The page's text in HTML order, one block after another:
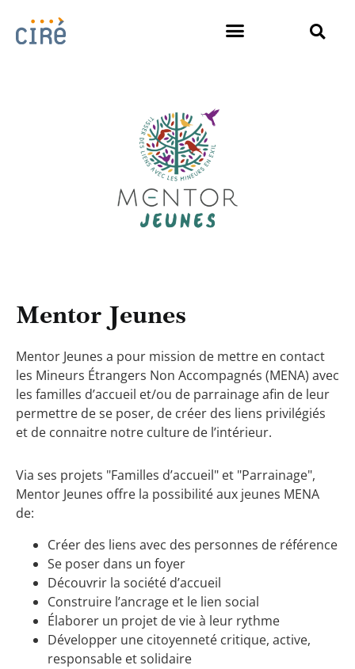
Mentor Jeunes
Mentor Jeunes a pour mission de mettre en contact
les Mineurs Étrangers Non Accompagnés (MENA) avec
les familles d’accueil et/ou de parrainage afin de leur
permettre de se poser, de créer des liens privilégiés
et de connaitre notre culture de l’intérieur.
Via ses projets "Familles d’accueil" et "Parrainage",
Mentor Jeunes offre la possibilité aux jeunes MENA
de:
Créer des liens avec des personnes de référence
Se poser dans un foyer
Découvrir la société d’accueil
Construire l’ancrage et le lien social
Élaborer un projet de vie à leur rythme
Développer une citoyenneté critique, active,
responsable et solidaire